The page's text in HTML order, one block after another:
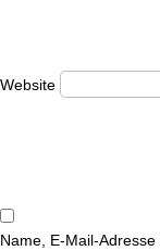
Website
Name, E-Mail-